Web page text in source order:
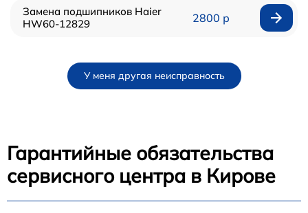
Замена подшипников Haier
HW60-12829
2800 р
У меня другая неисправность
Гарантийные обязательства
сервисного центра в Кирове